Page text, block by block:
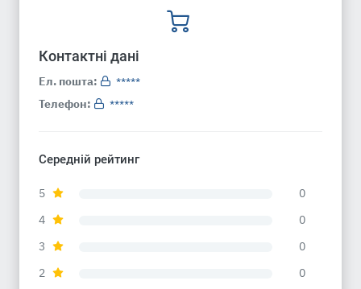
Контактні дані
Ел. пошта:
*****
Телефон:
*****
Середній рейтинг
5
0
4
0
3
0
2
0